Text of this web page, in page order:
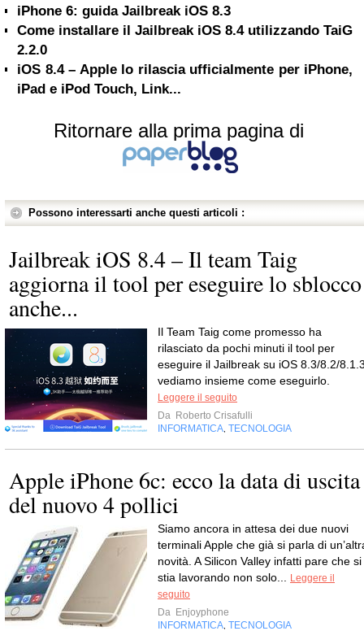
iPhone 6: guida Jailbreak iOS 8.3
Come installare il Jailbreak iOS 8.4 utilizzando TaiG
2.2.0
iOS 8.4 – Apple lo rilascia ufficialmente per iPhone,
iPad e iPod Touch, Link...
Ritornare alla prima pagina di
Possono interessarti anche questi articoli :
Jailbreak iOS 8.4 – Il team Taig
aggiorna il tool per eseguire lo sblocco
anche...
Il Team Taig come promesso ha
rilasciato da pochi minuti il tool per
eseguire il Jailbreak su iOS 8.3/8.2/
vediamo insieme come eseguirlo.
Leggere il seguito
Da Roberto Crisafulli
INFORMATICA TECNOLOGIA
Apple iPhone 6c: ecco la data di uscita
del nuovo 4 pollici
Siamo ancora in attesa dei due nuovi
terminali Apple che già si parla di
novità. A Silicon Valley infatti pare che si
stia lavorando non solo...
Leggere il
seguito
Da Enjoyphone
INFORMATICA TECNOLOGIA